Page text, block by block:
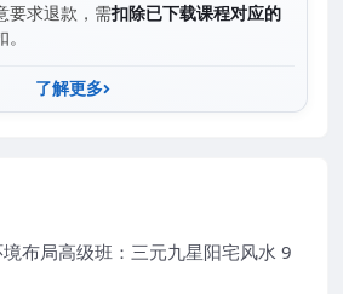
要求退款，需扣除已下载课程对应的
了解更多
布局高级班：三元九星阳宅风水 9